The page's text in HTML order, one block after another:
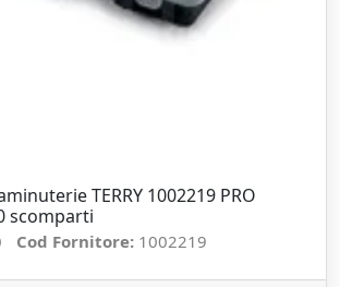
TERRY 1002219 PRO
scomparti
Cod Fornitore: 1002219